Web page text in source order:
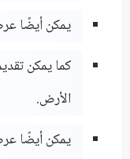
يمكن أيضًا
كما يمكن
الأرض.
يمكن أيضًا